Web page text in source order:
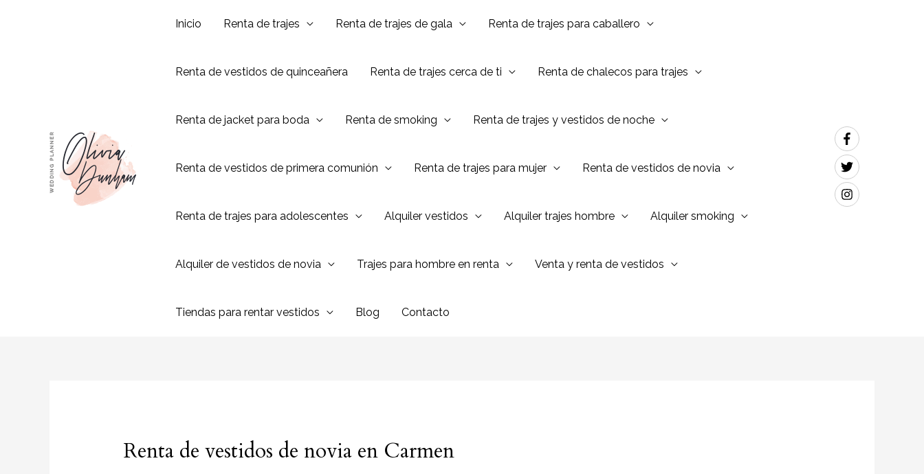
Inicio Renta de trajes Renta de trajes de gala Renta de trajes para caballero
Renta de vestidos de quinceañera Renta de trajes cerca de ti Renta de chalecos para trajes
Renta de jacket para boda Renta de smoking Renta de trajes y vestidos de noche
Renta de vestidos de primera comunión Renta de trajes para mujer Renta de vestidos de novia
Renta de trajes para adolescentes Alquiler vestidos Alquiler trajes hombre Alquiler smoking
Alquiler de vestidos de novia Trajes para hombre en renta Venta y renta de vestidos
Tiendas para rentar vestidos Blog Contacto
Renta de vestidos de novia en Carmen